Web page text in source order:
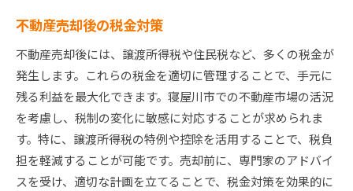
不動産売却後の税金対策
不動産売却後には、譲渡所得税や住民税など、多くの税金が
発生します。これらの税金を適切に管理することで、手元に
残る利益を最大化できます。寝屋川市での不動産市場の活況
を考慮し、税制の変化に敏感に対応することが求められま
す。特に、譲渡所得税の特例や控除を活用することで、税負
担を軽減することが可能です。売却前に、専門家のアドバイ
スを受け、適切な計画を立てることで、税金対策を効果的に